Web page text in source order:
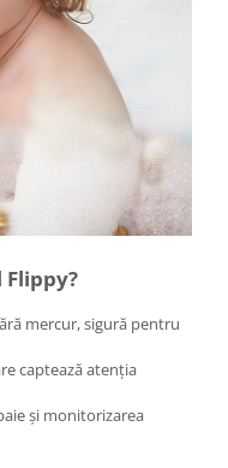
Flippy?
mercur, sigură pentru
captează atenția
și monitorizarea